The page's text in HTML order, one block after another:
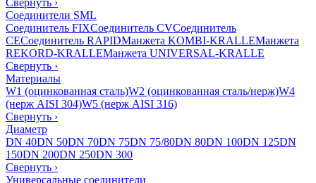
Свернуть ›
Соединители SML
Соединитель FIXСоединитель CVСоединитель
CEСоединитель RAPIDМанжета KOMBI-KRALLEМанжета
REKORD-KRALLEМанжета UNIVERSAL-KRALLE
Свернуть ›
Материалы
W1 (оцинкованная сталь)W2 (оцинкованная сталь/нерж)W4
(нерж AISI 304)W5 (нерж AISI 316)
Свернуть ›
Диаметр
DN 40DN 50DN 70DN 75DN 75/80DN 80DN 100DN 125DN
150DN 200DN 250DN 300
Свернуть ›
Универсальные соединители